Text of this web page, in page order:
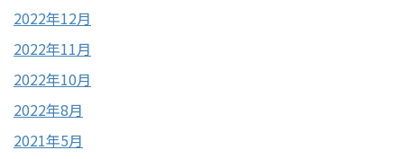
2022年12月
2022年11月
2022年10月
2022年8月
2021年5月